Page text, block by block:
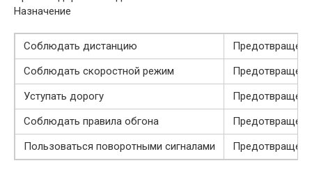
Назначение
Соблюдать дистанцию
Соблюдать скоростной режим
Уступать дорогу
Соблюдать правила обгона
Пользоваться поворотными сигналами